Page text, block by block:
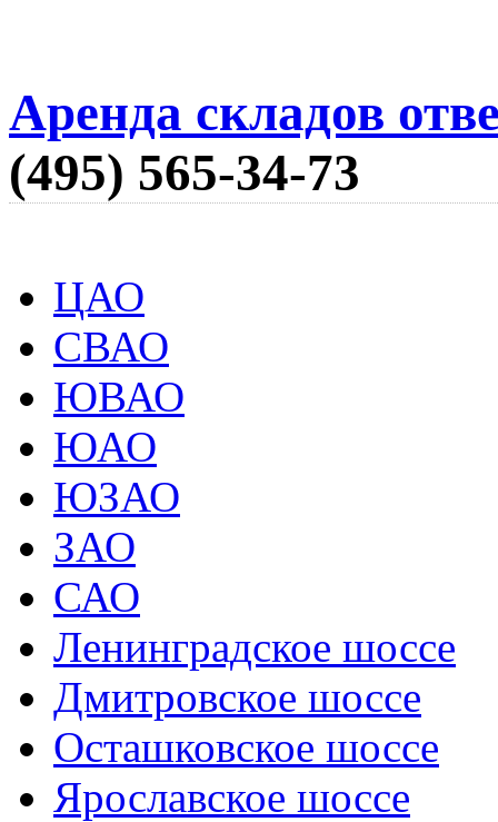
Аренда складов
(495) 565-34-73
ЦАО
СВАО
ЮВАО
ЮАО
ЮЗАО
ЗАО
САО
Ленинградское шоссе
Дмитровское шоссе
Осташковское шоссе
Ярославское шоссе